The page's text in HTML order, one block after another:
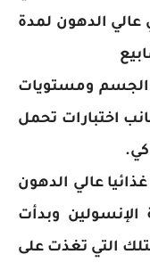
عالي الدهون لمدة
الجسم ومستويات
اختبارات تحمل
عالي الدهون
الإنسولين وبدأت
التي تغذت على